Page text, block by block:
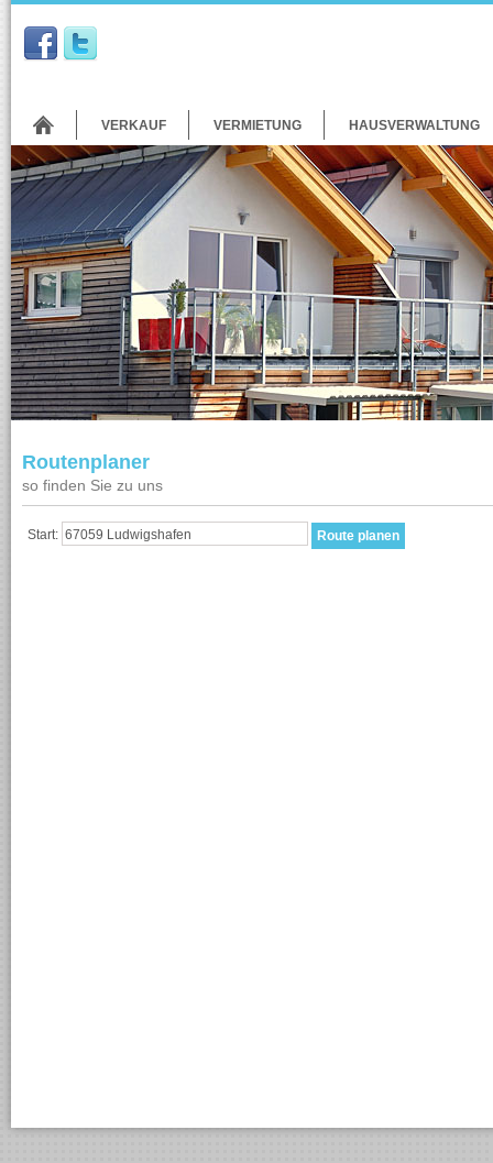
VERKAUF VERMIETUNG HAUSVERWALTUNG
Routenplaner
so finden Sie zu uns
Start: